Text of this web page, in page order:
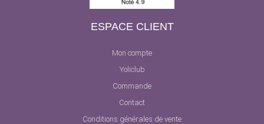
ESPACE CLIENT
Mon compte
Yoliclub
Commande
Contact
Conditions générales de vente